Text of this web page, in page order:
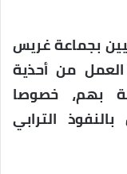
بجماعة غريس
من أحذية
بهم، خصوصا
الترابي